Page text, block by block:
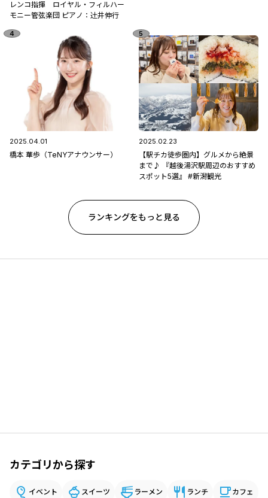
レンコ指揮 ロイヤル・フィルハー
モニー管弦楽団 ピアノ：辻󠄀井伸行
2025.04.01
橋本 華歩（TeNYアナウンサー）
2025.02.23
【駅チカ徒歩圏内】グルメから絶景
まで♪ 『越後湯沢駅周辺のおすすめ
スポット5選』 #新潟観光
ランキングをもっと見る
カテゴリから探す
イベント スイーツ ラーメン ランチ カフェ